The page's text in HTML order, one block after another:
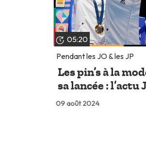
05:20
Pendant les JO & les JP
Les pin’s à la
sa lancée : l’actu
09 août 2024